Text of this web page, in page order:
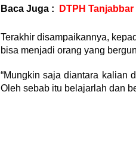
Baca Juga : DTPH
Terakhir disampaikannya,
bisa menjadi orang yang
“Mungkin saja diantara kalian
Oleh sebab itu belajarlah dan